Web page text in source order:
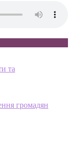
та
громадян